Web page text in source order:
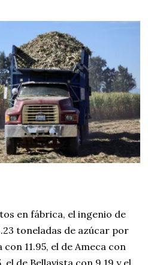
en fábrica, el ingenio de
toneladas de azúcar por
11.95, el de Ameca con
el de Bellavista con 9.19 y el